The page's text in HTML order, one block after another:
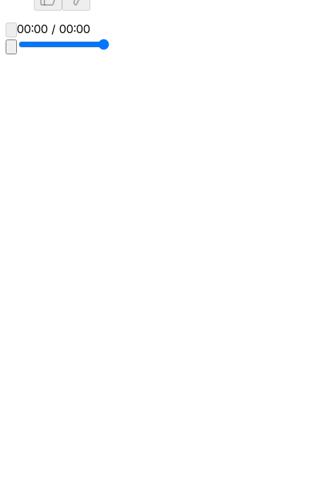
00:00 / 00:00